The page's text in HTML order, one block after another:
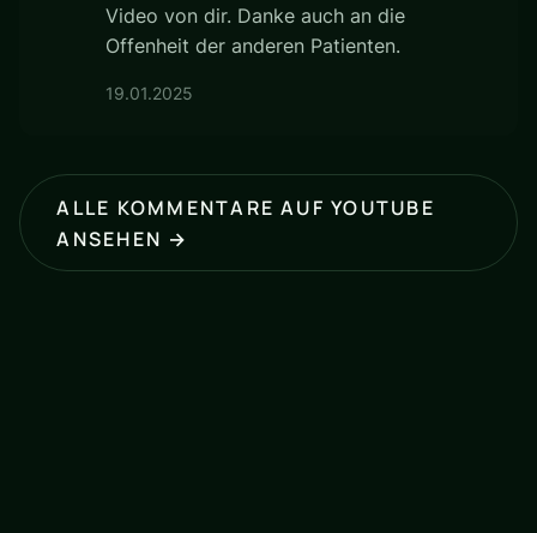
Video von dir. Danke auch an die
Offenheit der anderen Patienten.
19.01.2025
ALLE KOMMENTARE AUF YOUTUBE
ANSEHEN →